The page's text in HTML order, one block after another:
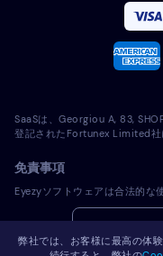
Español
Français
Português
Polski
Română
SaaSは、Georgiou A, 83,
登記されたFortunex Limited社
免責事項
弊社では、お客様に最高の体